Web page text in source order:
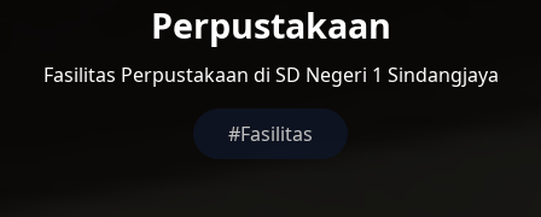
Perpustakaan
Fasilitas Perpustakaan di SD Negeri 1 Sindangjaya
#Fasilitas